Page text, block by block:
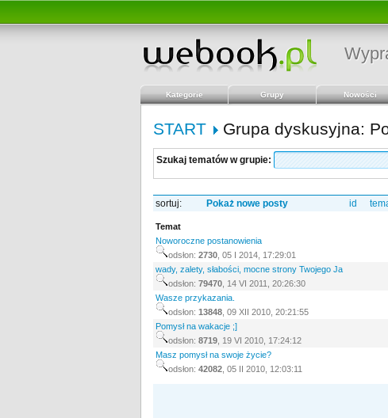
Kategorie Grupy Nowości
START Grupa dyskusyjna:
Szukaj tematów w grupie:
sortuj: Pokaż nowe posty id
Temat
Noworoczne postanowienia
odsłon: 2730 05 I 2014, 17:29:01
wady, zalety, słabości, mocne strony Twojego Ja
odsłon: 79470 14 VI 2011, 20:26:30
Wasze przykazania.
odsłon: 13848 09 XII 2010, 20:21:55
Pomysł na wakacje ;]
odsłon: 8719 19 VI 2010, 17:24:12
Masz pomysł na swoje życie?
odsłon: 42082 05 II 2010, 12:03:11